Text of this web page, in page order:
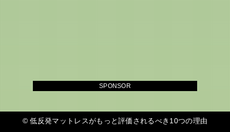
©低反発マットレスがもっと評価されるべき10つの理由
SPONSOR